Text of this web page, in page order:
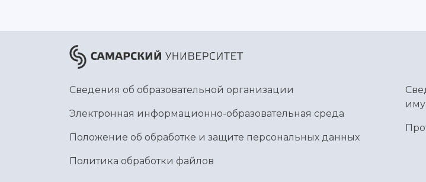
Сведения об образовательной организации
Электронная информационно-образовательная среда
Положение об обработке и защите персональных данных
Политика обработки файлов